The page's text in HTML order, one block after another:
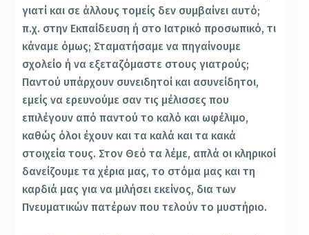
γιατί και σε άλλους τομείς δεν συμβαίνει αυτό;
π.χ. στην Εκπαίδευση ή στο Ιατρικό προσωπικό, τι
κάναμε όμως; Σταματήσαμε να πηγαίνουμε
σχολείο ή να εξεταζόμαστε στους γιατρούς;
Παντού υπάρχουν συνειδητοί και ασυνείδητοι,
εμείς να ερευνούμε σαν τις μέλισσες που
επιλέγουν από παντού το καλό και ωφέλιμο,
καθώς όλοι έχουν και τα καλά και τα κακά
στοιχεία τους. Στον Θεό τα λέμε, απλά οι κληρικοί
δανείζουμε τα χέρια μας, το στόμα μας και τη
καρδιά μας για να μιλήσει εκείνος, δια των
Πνευματικών πατέρων που τελούν το μυστήριο.